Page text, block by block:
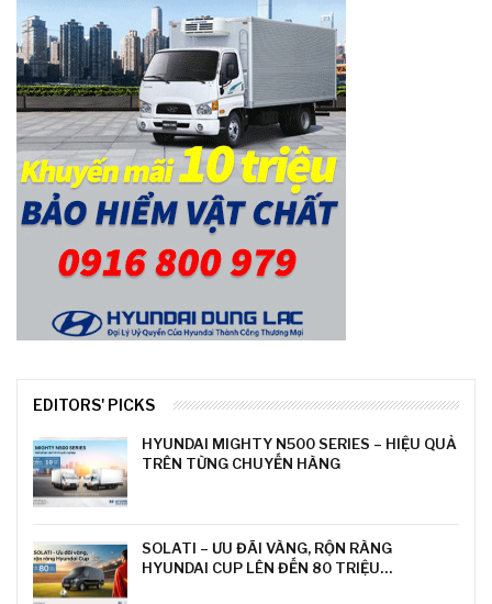
EDITORS' PICKS
HYUNDAI MIGHTY N500 SERIES – HIỆU QUẢ
TRÊN TỪNG CHUYẾN HÀNG
SOLATI – ƯU ĐÃI VÀNG, RỘN RÀNG
HYUNDAI CUP LÊN ĐẾN 80 TRIỆU…